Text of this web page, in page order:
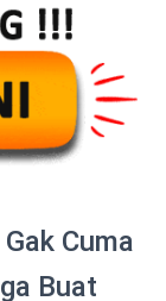
Cuma
Buat